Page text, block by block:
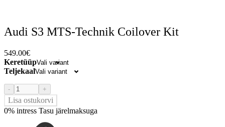
Audi S3 MTS-Technik Coilover Kit
549.00€
Keretüüp
Teljekaal
- +
Lisa ostukorvi
0% intress Tasu järelmaksuga